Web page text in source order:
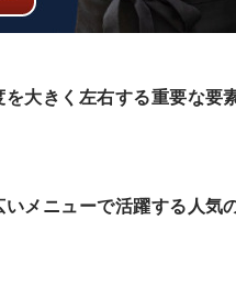
大きく左右する重要な要
メニューで活躍する人気